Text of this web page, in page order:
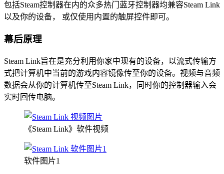
包括Steam控制器在内的众多热门蓝牙控制器均兼容Steam Link
以及你的设备， 或仅使用内置的触屏控件即可。
幕后原理
Steam Link旨在是充分利用你家中现有的设备，以流式传输方
式把计算机中当前的游戏内容镜像传至你的设备。视频与音频
数据会从你的计算机传至Steam Link，同时你的控制器输入会
实时回传电脑。
《Steam Link》软件视频
软件图片1